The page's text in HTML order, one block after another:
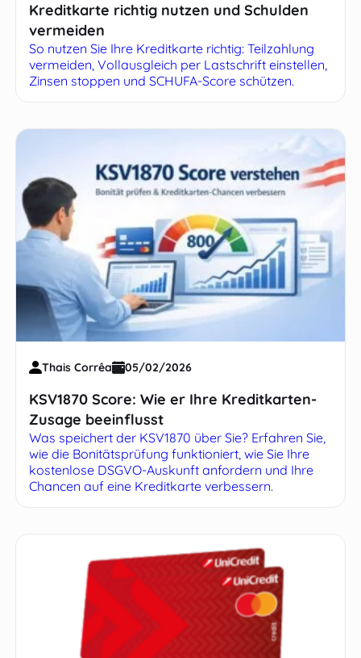
Kreditkarte richtig nutzen und Schulden
vermeiden
So nutzen Sie Ihre Kreditkarte richtig: Teilzahlung
vermeiden, Vollausgleich per Lastschrift einstellen,
Zinsen stoppen und SCHUFA-Score schützen.
Thais Corrêa 05/02/2026
KSV1870 Score: Wie er Ihre Kreditkarten-
Zusage beeinflusst
Was speichert der KSV1870 über Sie? Erfahren Sie,
wie die Bonitätsprüfung funktioniert, wie Sie Ihre
kostenlose DSGVO-Auskunft anfordern und Ihre
Chancen auf eine Kreditkarte verbessern.